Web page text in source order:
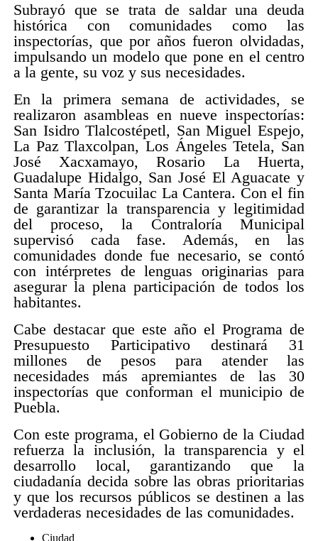
Subrayó que se trata de saldar una deuda
histórica con comunidades como las
inspectorías, que por años fueron olvidadas,
impulsando un modelo que pone en el centro
a la gente, su voz y sus necesidades.
En la primera semana de actividades, se
realizaron asambleas en nueve inspectorías:
San Isidro Tlalcostépetl, San Miguel Espejo,
La Paz Tlaxcolpan, Los Ángeles Tetela, San
José Xacxamayo, Rosario La Huerta,
Guadalupe Hidalgo, San José El Aguacate y
Santa María Tzocuilac La Cantera. Con el fin
de garantizar la transparencia y legitimidad
del proceso, la Contraloría Municipal
supervisó cada fase. Además, en las
comunidades donde fue necesario, se contó
con intérpretes de lenguas originarias para
asegurar la plena participación de todos los
habitantes.
Cabe destacar que este año el Programa de
Presupuesto Participativo destinará 31
millones de pesos para atender las
necesidades más apremiantes de las 30
inspectorías que conforman el municipio de
Puebla.
Con este programa, el Gobierno de la Ciudad
refuerza la inclusión, la transparencia y el
desarrollo local, garantizando que la
ciudadanía decida sobre las obras prioritarias
y que los recursos públicos se destinen a las
verdaderas necesidades de las comunidades.
Ciudad